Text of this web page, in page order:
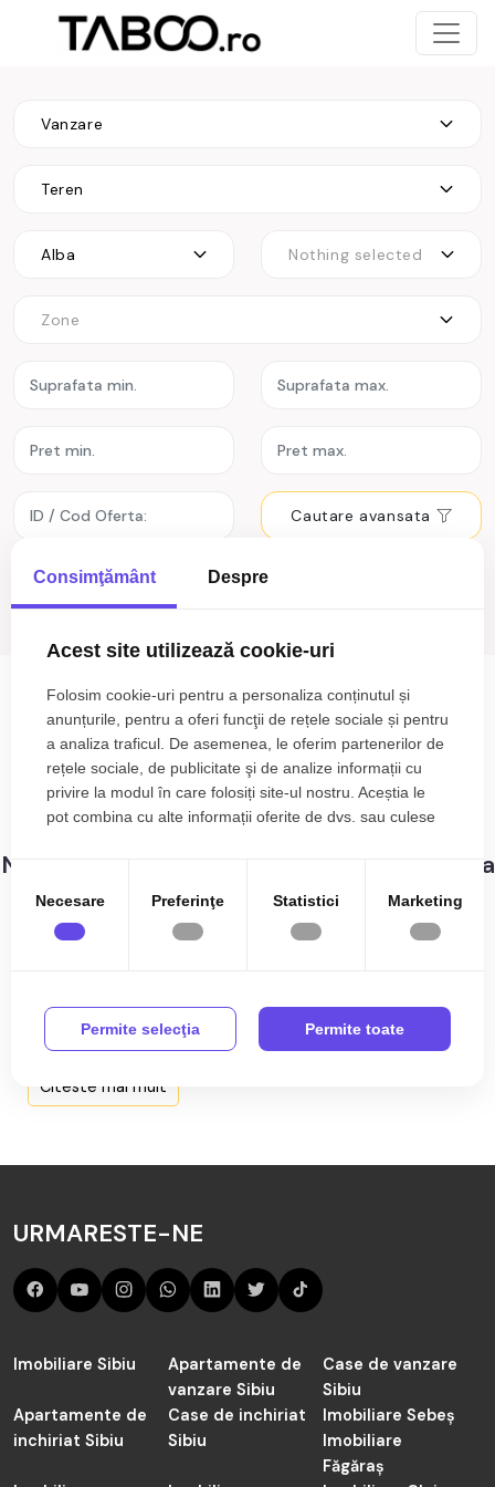
Vanzare
Teren
Alba Nothing selected
Zone
Cautare avansata
Cauta
Terenuri de vânzare Pianu de
Jos
anunturi cu terenuri de vânzare Pianu
de Jos
Sortare
Nu s-au gasit rezultate care sa corespunda
criteriilor dvs!
Terenuri de vânzare în Pianu de
Jos
Imobiliare Alba.
Acum sunt 0 anunțuri active preluate de către agenții
Citeste mai mult
URMARESTE-NE
Imobiliare Sibiu
Apartamente de
vanzare Sibiu
Case de vanzare
Sibiu
Apartamente de
inchiriat Sibiu
Case de inchiriat
Sibiu
Imobiliare Sebeș
Imobiliare
Făgăraș
Consimţământ Despre
Acest site utilizează cookie-uri
Folosim cookie-uri pentru a personaliza conținutul și
anunțurile, pentru a oferi funcţii de rețele sociale și pentru
a analiza traficul. De asemenea, le oferim partenerilor de
rețele sociale, de publicitate şi de analize informații cu
privire la modul în care folosiți site-ul nostru. Aceștia le
pot combina cu alte informații oferite de dvs. sau culese
Necesare Preferinţe Statistici Marketing
Permite selecţia Permite toate